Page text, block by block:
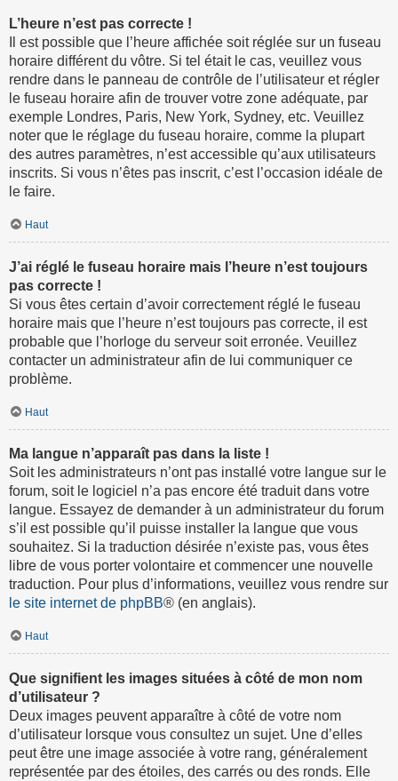
L’heure n’est pas correcte !
Il est possible que l’heure affichée soit réglée sur un fuseau
horaire différent du vôtre. Si tel était le cas, veuillez vous
rendre dans le panneau de contrôle de l’utilisateur et régler
le fuseau horaire afin de trouver votre zone adéquate, par
exemple Londres, Paris, New York, Sydney, etc. Veuillez
noter que le réglage du fuseau horaire, comme la plupart
des autres paramètres, n’est accessible qu’aux utilisateurs
inscrits. Si vous n’êtes pas inscrit, c’est l’occasion idéale de
le faire.
Haut
J’ai réglé le fuseau horaire mais l’heure n’est toujours
pas correcte !
Si vous êtes certain d’avoir correctement réglé le fuseau
horaire mais que l’heure n’est toujours pas correcte, il est
probable que l’horloge du serveur soit erronée. Veuillez
contacter un administrateur afin de lui communiquer ce
problème.
Haut
Ma langue n’apparaît pas dans la liste !
Soit les administrateurs n’ont pas installé votre langue sur le
forum, soit le logiciel n’a pas encore été traduit dans votre
langue. Essayez de demander à un administrateur du forum
s’il est possible qu’il puisse installer la langue que vous
souhaitez. Si la traduction désirée n’existe pas, vous êtes
libre de vous porter volontaire et commencer une nouvelle
traduction. Pour plus d’informations, veuillez vous rendre sur
le site internet de phpBB® (en anglais).
Haut
Que signifient les images situées à côté de mon nom
d’utilisateur ?
Deux images peuvent apparaître à côté de votre nom
d’utilisateur lorsque vous consultez un sujet. Une d’elles
peut être une image associée à votre rang, généralement
représentée par des étoiles, des carrés ou des ronds. Elle